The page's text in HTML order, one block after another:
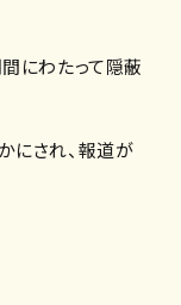
にわたって隠蔽
にされ、報道が